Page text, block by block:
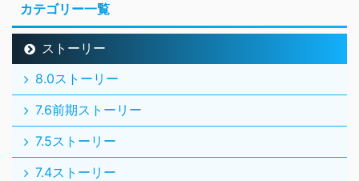
カテゴリー一覧
ストーリー
8.0ストーリー
7.6前期ストーリー
7.5ストーリー
7.4ストーリー